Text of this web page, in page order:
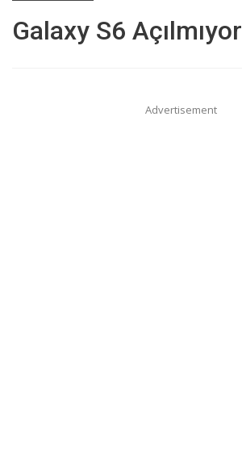
Galaxy S6 Açılmıyor
Advertisement